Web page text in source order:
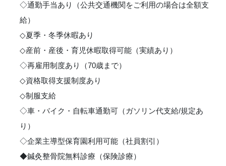
◇通勤手当あり（公共交通機関をご利用の場合は全額支
給）
◇夏季・冬季休暇あり
◇産前・産後・育児休暇取得可能（実績あり）
◇再雇用制度あり（70歳まで）
◇資格取得支援制度あり
◇制服支給
◇車・バイク・自転車通勤可（ガソリン代支給/規定あ
り）
◇企業主導型保育園利用可能（社員割引）
◆鍼灸整骨院無料診療（保険診療）